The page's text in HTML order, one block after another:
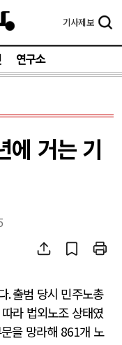
기사제보
연구소
에 거는 기
.출범 당시 민주노총
라 법외노조 상태였
을 망라해 861개 노